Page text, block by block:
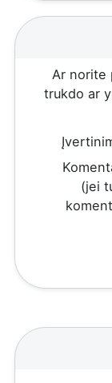
Ar norite
trukdo ar
(jei